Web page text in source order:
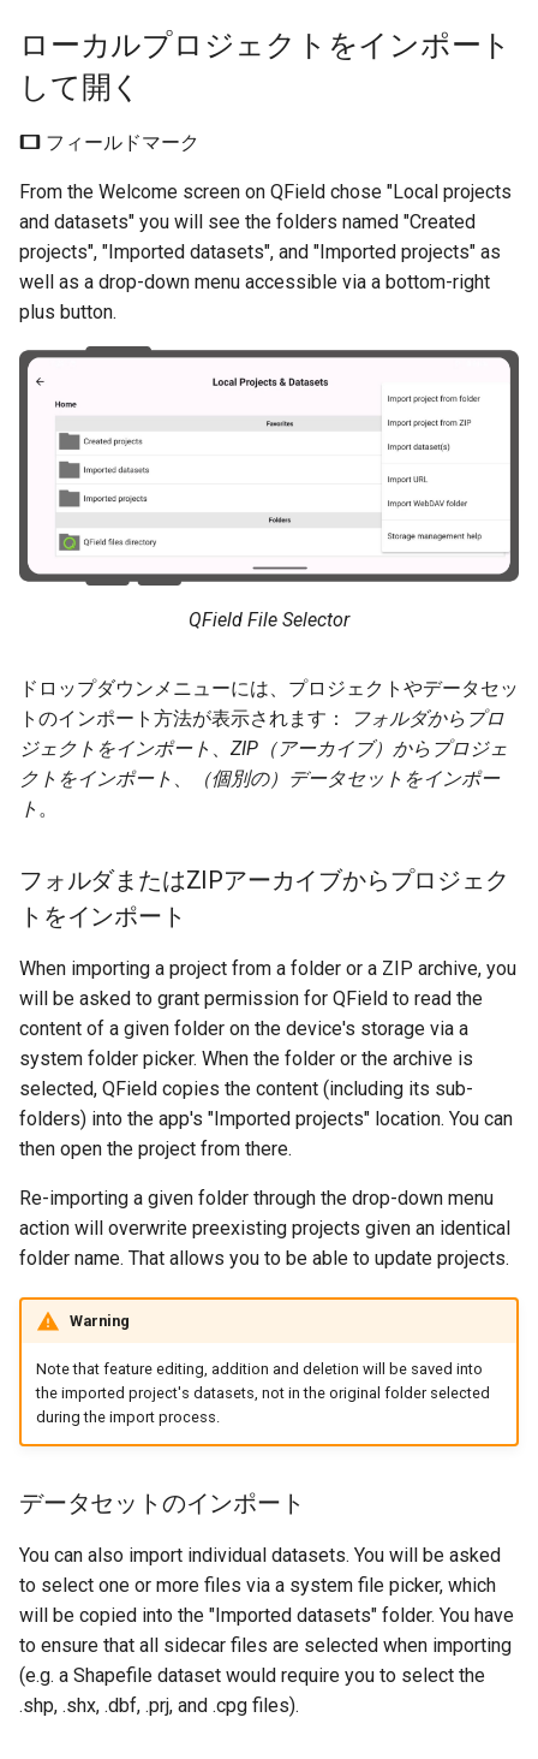
ローカルプロジェクトをインポート
して開く
フィールドマーク
From the Welcome screen on QField chose "Local projects
and datasets" you will see the folders named "Created
projects", "Imported datasets", and "Imported projects" as
well as a drop-down menu accessible via a bottom-right
plus button.
QField File Selector
ドロップダウンメニューには、プロジェクトやデータセッ
トのインポート方法が表示されます：
フォルダからプロ
ジェクトをインポート 、 ZIP（アーカイブ）からプロジェ
クトをインポート 、
（個別の）データセットをインポー
ト 。
フォルダまたはZIPアーカイブからプロジェク
トをインポート
When importing a project from a folder or a ZIP archive, you
will be asked to grant permission for QField to read the
content of a given folder on the device's storage via a
system folder picker. When the folder or the archive is
selected, QField copies the content (including its sub-
folders) into the app's "Imported projects" location. You can
then open the project from there.
Re-importing a given folder through the drop-down menu
action will overwrite preexisting projects given an identical
folder name. That allows you to be able to update projects.
Warning
Note that feature editing, addition and deletion will be saved into
the imported project's datasets, not in the original folder selected
during the import process.
データセットのインポート
You can also import individual datasets. You will be asked
to select one or more files via a system file picker, which
will be copied into the "Imported datasets" folder. You have
to ensure that all sidecar files are selected when importing
(e.g. a Shapefile dataset would require you to select the
.shp, .shx, .dbf, .prj, and .cpg files).